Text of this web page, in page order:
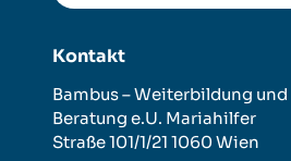
Kontakt
Bambus – Weiterbildung und
Beratung e.U. Mariahilfer
Straße 101/1/21 1060 Wien